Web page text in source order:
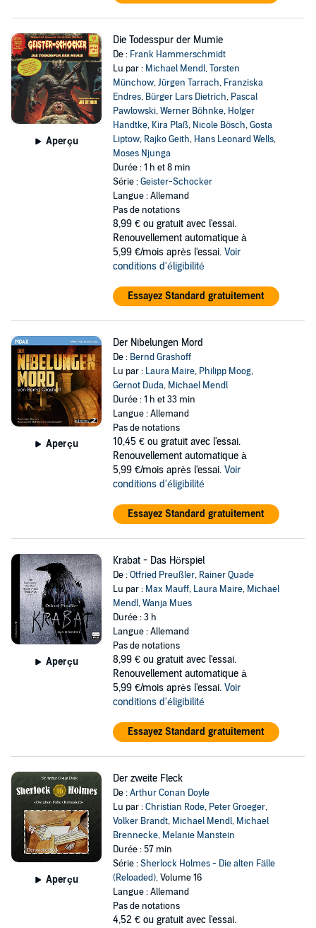
Aperçu
Die Todesspur der Mumie
De : Frank Hammerschmidt
Lu par : Michael Mendl,Torsten
Münchow,Jürgen Tarrach, Franziska
Endres, Bürger Lars Dietrich, Pascal
Pawlowski,Werner Böhnke, Holger
Handtke, Kira Plaß, Nicole Bösch,Gosta
Liptow, Rajko Geith, Hans Leonard Wells,
Moses Njunga
Durée : 1 h et 8 min
Série :Geister-Schocker
Langue : Allemand
Pas de notations
8,99 € ou gratuit avec l'essai.
Renouvellement automatique à
5,99 €/mois après l'essai. Voir
conditions d'éligibilité
Essayez Standard gratuitement
Aperçu
Der Nibelungen Mord
De : Bernd Grashoff
Lu par : Laura Maire, Philipp Moog,
Gernot Duda, Michael Mendl
Durée : 1 h et 33 min
Langue : Allemand
Pas de notations
10,45 € ou gratuit avec l'essai.
Renouvellement automatique à
5,99 €/mois après l'essai. Voir
conditions d'éligibilité
Essayez Standard gratuitement
Aperçu
Krabat - Das Hörspiel
De :Otfried Preußler, Rainer Quade
Lu par : Max Mauff, Laura Maire, Michael
Mendl,Wanja Mues
Durée : 3 h
Langue : Allemand
Pas de notations
8,99 € ou gratuit avec l'essai.
Renouvellement automatique à
5,99 €/mois après l'essai. Voir
conditions d'éligibilité
Essayez Standard gratuitement
Aperçu
Der zweite Fleck
De :Arthur Conan Doyle
Lu par :Christian Rode, Peter Groeger,
Volker Brandt, Michael Mendl, Michael
Brennecke, Melanie Manstein
Durée : 57 min
Série :Sherlock Holmes - Die alten Fälle
(Reloaded), Volume 16
Langue : Allemand
Pas de notations
4,52 € ou gratuit avec l'essai.